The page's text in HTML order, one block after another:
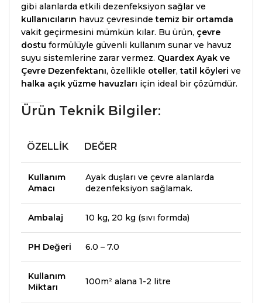
gibi alanlarda etkili dezenfeksiyon sağlar ve
kullanıcıların havuz çevresindetemiz bir ortamda
vakit geçirmesini mümkün kılar. Bu ürün, çevre
dostu formülüyle güvenli kullanım sunar ve havuz
suyu sistemlerine zarar vermez. Quardex Ayak ve
Çevre Dezenfektanı, özellikle oteller,tatil köyleri ve
halka açık yüzme havuzları için ideal bir çözümdür.
Ürün Teknik Bilgiler:
ÖZELLIK DEĞER
Kullanım
Amacı
Ayak duşları ve çevre alanlarda
dezenfeksiyon sağlamak.
Ambalaj 10 kg, 20 kg (sıvı formda)
PH Değeri 6.0 – 7.0
Kullanım
Miktarı
100m² alana 1-2 litre